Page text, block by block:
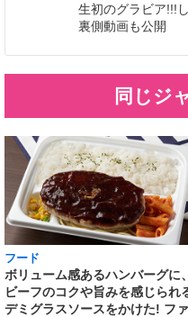
生初のグラビア!!!
裏側動画も公開
同じジ
フード
ボリューム感あるハンバーグに、
ビーフのコクや旨みを感じられ
デミグラスソースをかけた! ファ